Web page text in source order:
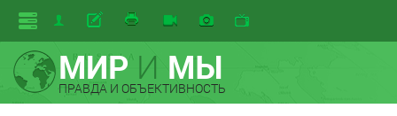
МИРИ МЫ
ПРАВДА И ОБЪЕКТИВНОСТЬ